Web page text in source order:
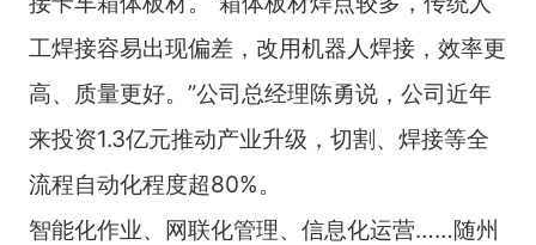
工焊接容易出现偏差，改用机器人焊接，效率更
高、质量更好。”公司总经理陈勇说，公司近年
来投资1.3亿元推动产业升级，切割、焊接等全
流程自动化程度超80%。
智能化作业、网联化管理、信息化运营……随州